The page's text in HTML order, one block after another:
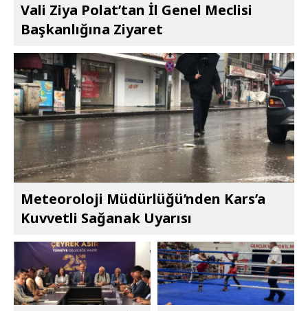
Vali Ziya Polat’tan İl Genel Meclisi
Başkanlığına Ziyaret
Meteoroloji Müdürlüğü’nden Kars’a
Kuvvetli Sağanak Uyarısı